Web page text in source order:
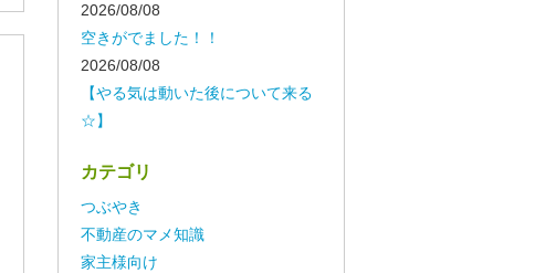
2026/08/08
空きがでました！！
2026/08/08
【やる気は動いた後について来る
☆】
カテゴリ
つぶやき
不動産のマメ知識
家主様向け